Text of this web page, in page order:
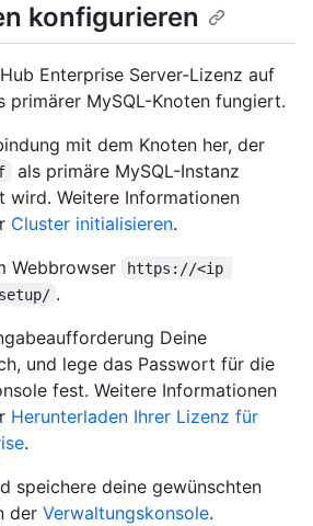
konfigurieren
Enterprise Server-Lizenz auf
primärer MySQL-Knoten fungiert.
mit dem Knoten her, der
als primäre MySQL-Instanz
wird. Weitere Informationen
Cluster initialisieren.
Webbrowser
https://<ip
.
Deine
und lege das Passwort für die
fest. Weitere Informationen
Herunterladen Ihrer Lizenz für
.
speichere deine gewünschten
der Verwaltungskonsole.